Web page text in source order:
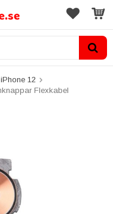
iPhone 12
Flexkabel